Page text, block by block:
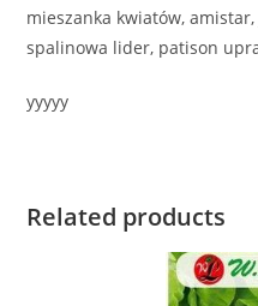
mieszanka kwiatów, amistar,
spalinowa lider, patison
yyyyy
Related products